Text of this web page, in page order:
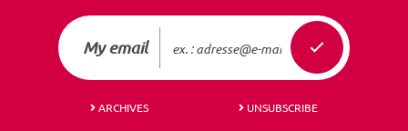
My email
ARCHIVES UNSUBSCRIBE